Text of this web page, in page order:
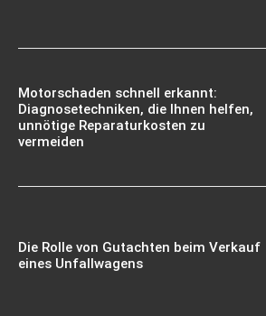
Motorschaden schnell erkannt:
Diagnosetechniken, die Ihnen helfen,
unnötige Reparaturkosten zu
vermeiden
Die Rolle von Gutachten beim Verkauf
eines Unfallwagens